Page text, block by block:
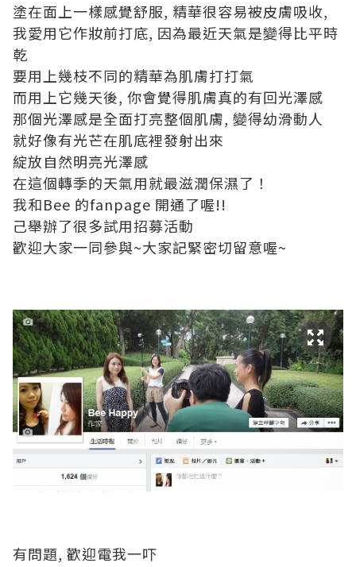
塗在面上一樣感覺舒服, 精華很容易被皮膚吸收,
我愛用它作妝前打底, 因為最近天氣是變得比平時
乾
要用上幾枝不同的精華為肌膚打打氣
而用上它幾天後, 你會覺得肌膚真的有回光澤感
那個光澤感是全面打亮整個肌膚, 變得幼滑動人
就好像有光芒在肌底裡發射出來
綻放自然明亮光澤感
在這個轉季的天氣用就最滋潤保濕了！
我和Bee 的fanpage 開通了喔!!
己舉辦了很多試用招募活動
歡迎大家一同參與~大家記緊密切留意喔~
有問題, 歡迎電我一吓